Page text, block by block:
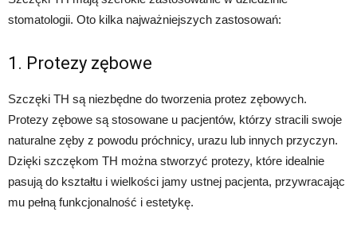
stomatologii. Oto kilka najważniejszych zastosowań:
1. Protezy zębowe
Szczęki TH są niezbędne do tworzenia protez zębowych.
Protezy zębowe są stosowane u pacjentów, którzy stracili swoje
naturalne zęby z powodu próchnicy, urazu lub innych przyczyn.
Dzięki szczękom TH można stworzyć protezy, które idealnie
pasują do kształtu i wielkości jamy ustnej pacjenta, przywracając
mu pełną funkcjonalność i estetykę.